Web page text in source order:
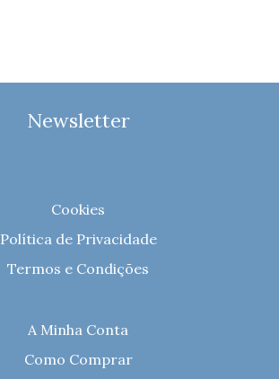
Newsletter
Cookies
Política de Privacidade
Termos e Condições
A Minha Conta
Como Comprar